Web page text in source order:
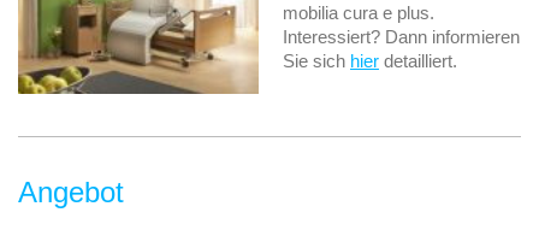
mobilia cura e plus.
Interessiert? Dann informieren
Sie sich hier detailliert.
Angebot